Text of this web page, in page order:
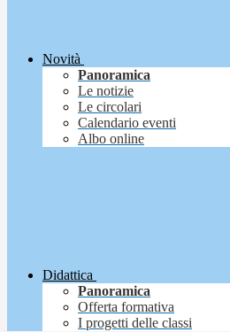
Novità
Panoramica
Le notizie
Le circolari
Calendario eventi
Albo online
Didattica
Panoramica
Offerta formativa
I progetti delle classi